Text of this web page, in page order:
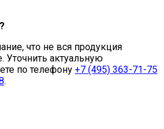
что не вся продукция
Уточнить актуальную
по телефону +7 (495) 363-71-75
.